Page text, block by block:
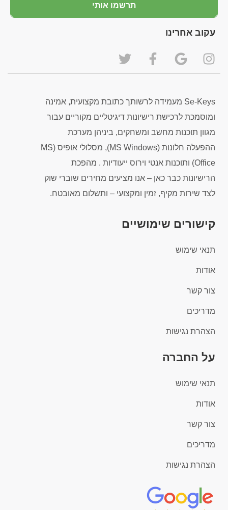
תרשמו אותי
עקוב אחרינו
Se-Keys מעמידה לרשותך כתובת מקצועית, אמינה
ומוסמכת לרכישת רישיונות דיגיטליים מקוריים עבור
מגוון תוכנות מחשב ומשחקים, ביניהן מערכת
ההפעלה חלונות (MS Windows), מסלולי אופיס (MS
Office) ותוכנות אנטי וירוס ייעודיות . מהפכת
הרישיונות כבר כאן – אנו מציעים מחירים שוברי שוק
לצד שירות מקיף, זמין ומקצועי – ותשלום מאובטח.
קישורים שימושיים
תנאי שימוש
אודות
צור קשר
מדריכים
הצהרת נגישות
על החברה
תנאי שימוש
אודות
צור קשר
מדריכים
הצהרת נגישות